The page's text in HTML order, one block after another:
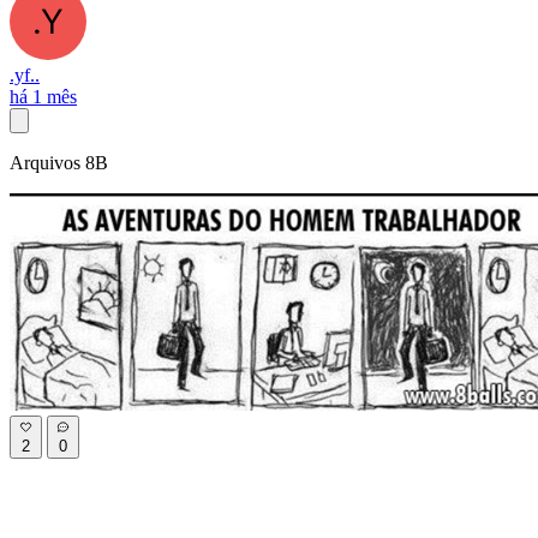
.yf..
há 1 mês
Arquivos 8B
2 0